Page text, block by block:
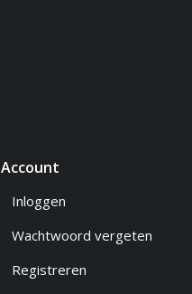
Account
Inloggen
Wachtwoord vergeten
Registreren